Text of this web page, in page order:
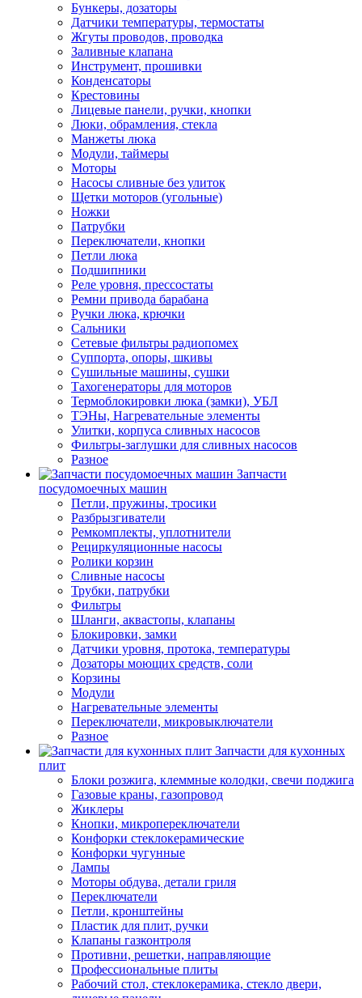
Бункеры, дозаторы
Датчики температуры, термостаты
Жгуты проводов, проводка
Заливные клапана
Инструмент, прошивки
Конденсаторы
Крестовины
Лицевые панели, ручки, кнопки
Люки, обрамления, стекла
Манжеты люка
Модули, таймеры
Моторы
Насосы сливные без улиток
Щетки моторов (угольные)
Ножки
Патрубки
Переключатели, кнопки
Петли люка
Подшипники
Реле уровня, прессостаты
Ремни привода барабана
Ручки люка, крючки
Сальники
Сетевые фильтры радиопомех
Суппорта, опоры, шкивы
Сушильные машины, сушки
Тахогенераторы для моторов
Термоблокировки люка (замки), УБЛ
ТЭНы, Нагревательные элементы
Улитки, корпуса сливных насосов
Фильтры-заглушки для сливных насосов
Разное
Запчасти
посудомоечных машин
Петли, пружины, тросики
Разбрызгиватели
Ремкомплекты, уплотнители
Рециркуляционные насосы
Ролики корзин
Сливные насосы
Трубки, патрубки
Фильтры
Шланги, аквастопы, клапаны
Блокировки, замки
Датчики уровня, протока, температуры
Дозаторы моющих средств, соли
Корзины
Модули
Нагревательные элементы
Переключатели, микровыключатели
Разное
Запчасти для кухонных
плит
Блоки розжига, клеммные колодки, свечи поджига
Газовые краны, газопровод
Жиклеры
Кнопки, микропереключатели
Конфорки стеклокерамические
Конфорки чугунные
Лампы
Моторы обдува, детали гриля
Переключатели
Петли, кронштейны
Пластик для плит, ручки
Клапаны газконтроля
Противни, решетки, направляющие
Профессиональные плиты
Рабочий стол, стеклокерамика, стекло двери,